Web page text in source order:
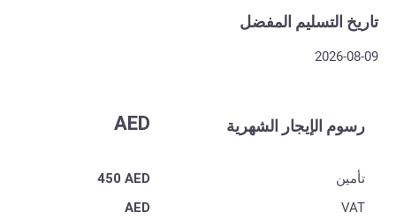
تاريخ التسليم المفضل
2026-08-09
رسوم الإيجار الشهرية AED
تأمين 450 AED
VAT
AED